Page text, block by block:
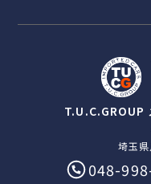
T.U.C.GROUP
埼玉
048-